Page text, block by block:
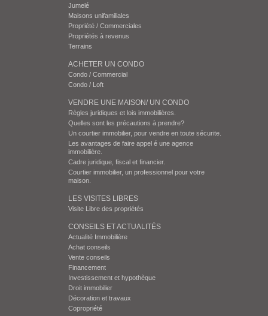
Jumelé
Maisons unifamiliales
Propriété / Commerciales
Propriétés à revenus
Terrains
ACHETER UN CONDO
Condo / Commercial
Condo / Loft
VENDRE UNE MAISON/ UN CONDO
Règles juridiques et lois immobilières.
Quelles sont les précautions à prendre?
Un courtier immobilier, pour vendre en toute sécurite.
Les avantages de faire appel é une agence
immobilière.
Cadre juridique, fiscal et financier.
Courtier immobilier, un professionnel pour votre
maison.
LES VISITES LIBRES
Visite Libre des propriétés
CONSEILS ET ACTUALITÉS
Actualité Immobilière
Achat conseils
Vente conseils
Financement
Investissement et hypothèque
Droit immobilier
Décoration et travaux
Copropriété